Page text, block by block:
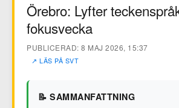
Örebro: Lyfter
fokusvecka
PUBLICERAD: 8 MAJ 2026, 15:37
↗ LÄS PÅ SVT
📝 SAMMANFATTNING